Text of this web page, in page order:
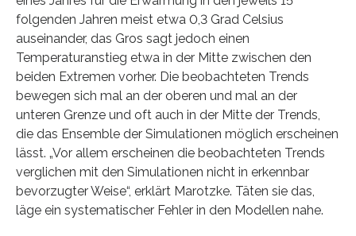
folgenden Jahren meist etwa 0,3 Grad Celsius
auseinander, das Gros sagt jedoch einen
Temperaturanstieg etwa in der Mitte zwischen den
beiden Extremen vorher. Die beobachteten Trends
bewegen sich mal an der oberen und mal an der
unteren Grenze und oft auch in der Mitte der Trends,
die das Ensemble der Simulationen möglich erscheinen
lässt. „Vor allem erscheinen die beobachteten Trends
verglichen mit den Simulationen nicht in erkennbar
bevorzugter Weise“, erklärt Marotzke. Täten sie das,
läge ein systematischer Fehler in den Modellen nahe.